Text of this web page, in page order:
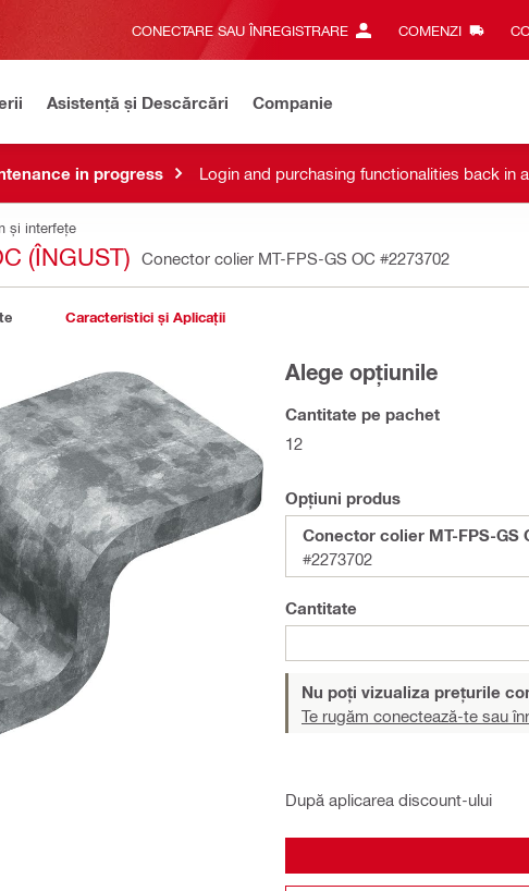
CONECTARE SAU ÎNREGISTRARE COMENZI
Asistență și Descărcări Companie
in progress Login and purchasing functionalities back in
și interfețe
(ÎNGUST) Conector colier MT-FPS-GS OC #2273702
Caracteristici și Aplicații
Alege opțiunile
Cantitate pe pachet
12
Opțiuni produs
Conector colier MT-FPS-GS
#2273702
Cantitate
Nu poți vizualiza prețurile
Te rugăm conectează-te sau
După aplicarea discount-ului